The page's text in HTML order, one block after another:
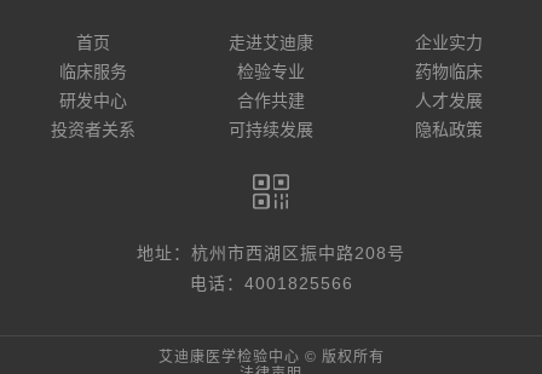
首页 走进艾迪康
企业实力
临床服务
检验专业
药物临床
研发中心
合作共建
人才发展
投资者关系
可持续发展 隐私政策
地址：杭州市西湖区振中路208号
电话：4001825566
艾迪康医学检验中心 © 版权所有